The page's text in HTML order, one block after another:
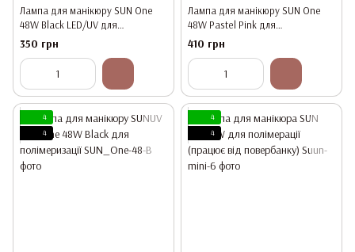
Лампа для манікюру SUN One
48W Black LED/UV для
полімеризації
350 грн
Лампа для манікюру SUN One
48W Pastel Pink для
полімеризації
410 грн
4
4
4
4